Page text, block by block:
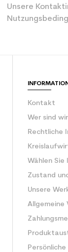
Unsere
INFORMATION
Kontakt
Wer sind
Rechtliche
Wählen Sie
Zustand
Unsere
Allgemeine